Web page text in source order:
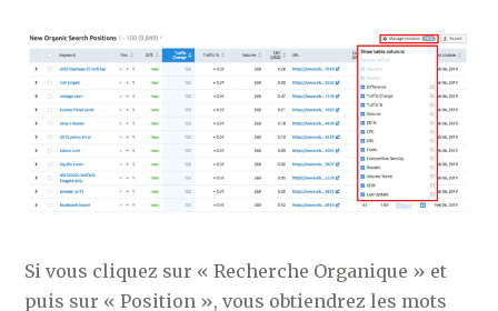
Si vous cliquez sur « Recherche Organique » et
puis sur « Position », vous obtiendrez les mots